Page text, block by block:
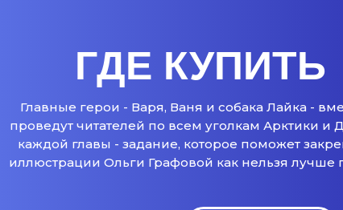
Главные герои - Варя, Ваня и собака Лайка -
проведут читателей по всем уголкам Арктики и
каждой главы - задание, которое поможет
иллюстрации Ольги Графовой как нельзя лучше
ГДЕ